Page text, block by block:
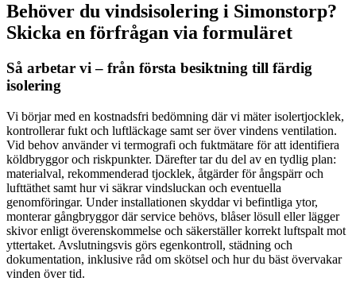
Behöver du vindsisolering i Simonstorp?
Skicka en förfrågan via formuläret
Så arbetar vi – från första besiktning till färdig
isolering
Vi börjar med en kostnadsfri bedömning där vi mäter isolertjocklek,
kontrollerar fukt och luftläckage samt ser över vindens ventilation.
Vid behov använder vi termografi och fuktmätare för att identifiera
köldbryggor och riskpunkter. Därefter tar du del av en tydlig plan:
materialval, rekommenderad tjocklek, åtgärder för ångspärr och
lufttäthet samt hur vi säkrar vindsluckan och eventuella
genomföringar. Under installationen skyddar vi befintliga ytor,
monterar gångbryggor där service behövs, blåser lösull eller lägger
skivor enligt överenskommelse och säkerställer korrekt luftspalt mot
yttertaket. Avslutningsvis görs egenkontroll, städning och
dokumentation, inklusive råd om skötsel och hur du bäst övervakar
vinden över tid.